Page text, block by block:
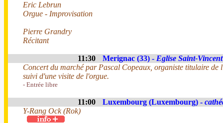
Eric Lebrun
Orgue - Improvisation
Pierre Grandry
Récitant
11:30 Merignac (33) - Eglise Saint-Vincent
Concert du marché par Pascal Copeaux, organiste titulaire de
suivi d'une visite de l'orgue.
- Entrée libre
11:00 Luxembourg (Luxembourg) -
Y-Rang Ock (Rok)